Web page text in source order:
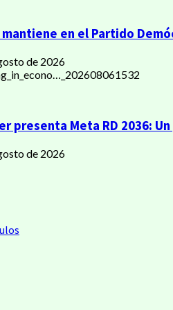
en el Partido
de 2026
presenta Meta RD 2036:
de 2026